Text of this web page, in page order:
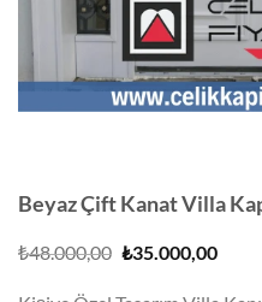
Beyaz Çift Kanat Villa
₺48.000,00 Orijinal
₺35.000,00Şu